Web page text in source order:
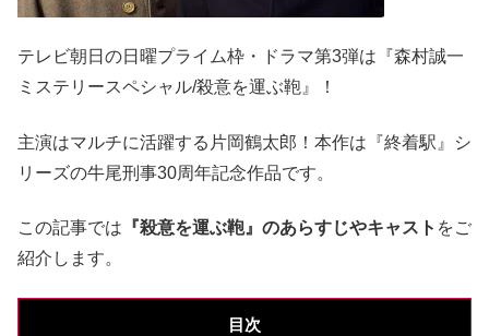
テレビ朝日の日曜プライム枠・ドラマ第3弾は『森村誠一
ミステリースペシャル/殺意を運ぶ鞄』！
主演はマルチに活躍する片岡鶴太郎！本作は『終着駅』シ
リーズの牛尾刑事30周年記念作品です。
この記事では 『殺意を運ぶ鞄』のあらすじやキャスト をご
紹介します。
目次